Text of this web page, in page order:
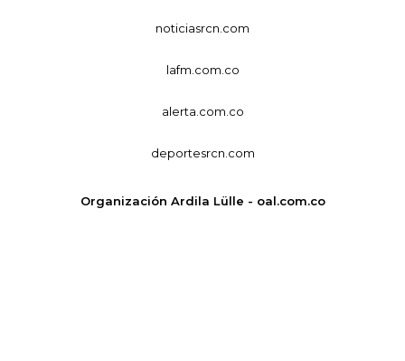
noticiasrcn.com
lafm.com.co
alerta.com.co
deportesrcn.com
Organización Ardila Lülle - oal.com.co